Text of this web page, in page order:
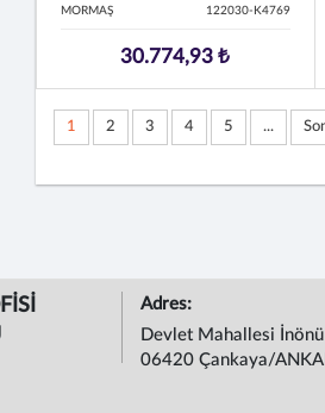
MORMAŞ 122030-K4769
30.774,93 ₺
1 2 3 4 5 ...
Adres:
Devlet Mahallesi
06420 Çankaya/